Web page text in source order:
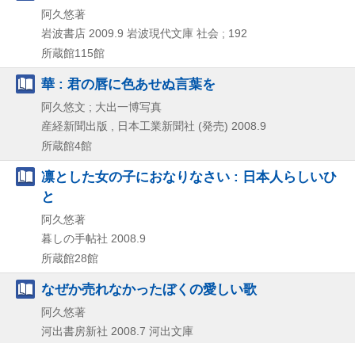
阿久悠著
岩波書店 2009.9 岩波現代文庫 社会 ; 192
所蔵館115館
華 : 君の唇に色あせぬ言葉を
阿久悠文 ; 大出一博写真
産経新聞出版 , 日本工業新聞社 (発売) 2008.9
所蔵館4館
凛とした女の子におなりなさい : 日本人らしいひ
と
阿久悠著
暮しの手帖社 2008.9
所蔵館28館
なぜか売れなかったぼくの愛しい歌
阿久悠著
河出書房新社 2008.7 河出文庫